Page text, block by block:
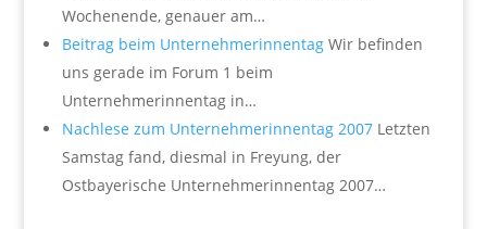
Wochenende, genauer am…
Beitrag beim UnternehmerinnentagWir befinden
uns gerade im Forum 1 beim
Unternehmerinnentag in…
Nachlese zum Unternehmerinnentag 2007Letzten
Samstag fand, diesmal in Freyung, der
Ostbayerische Unternehmerinnentag 2007…